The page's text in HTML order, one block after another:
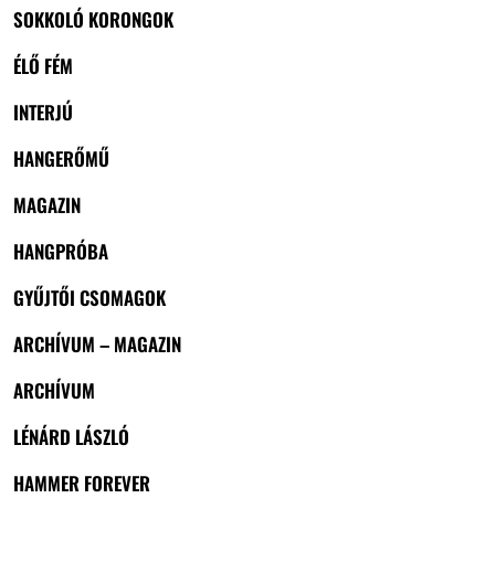
SOKKOLÓ KORONGOK
ÉLŐ FÉM
INTERJÚ
HANGERŐMŰ
MAGAZIN
HANGPRÓBA
GYŰJTŐI CSOMAGOK
ARCHÍVUM – MAGAZIN
ARCHÍVUM
LÉNÁRD LÁSZLÓ
HAMMER FOREVER